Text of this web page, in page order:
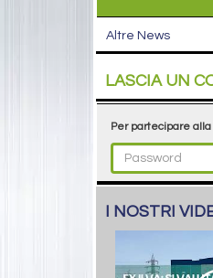
Altre News
LASCIA UN
Per partecipare
I NOSTRI